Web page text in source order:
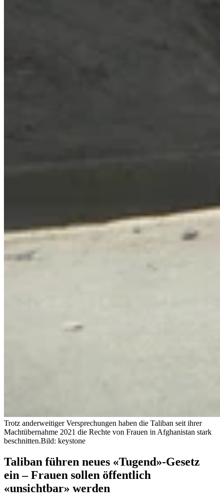
Trotz anderweitiger Versprechungen haben die Taliban seit ihrer
Machtübernahme 2021 die Rechte von Frauen in Afghanistan stark
beschnitten.Bild: keystone
Taliban führen neues «Tugend»-Gesetz
ein – Frauen sollen öffentlich
«unsichtbar» werden